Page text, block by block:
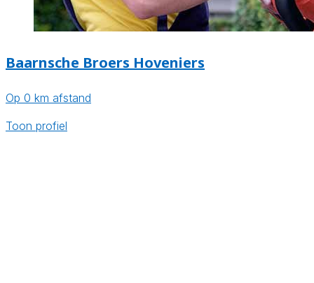
Baarnsche Broers Hoveniers
Op 0 km afstand
Toon profiel